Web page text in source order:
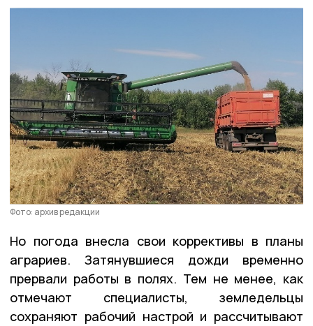
Фото: архив редакции
Но погода внесла свои коррективы в планы
аграриев. Затянувшиеся дожди временно
прервали работы в полях. Тем не менее, как
отмечают специалисты, земледельцы
сохраняют рабочий настрой и рассчитывают